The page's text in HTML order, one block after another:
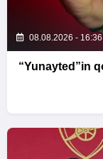
08.08.2026 - 16:36
“Yunayted”in